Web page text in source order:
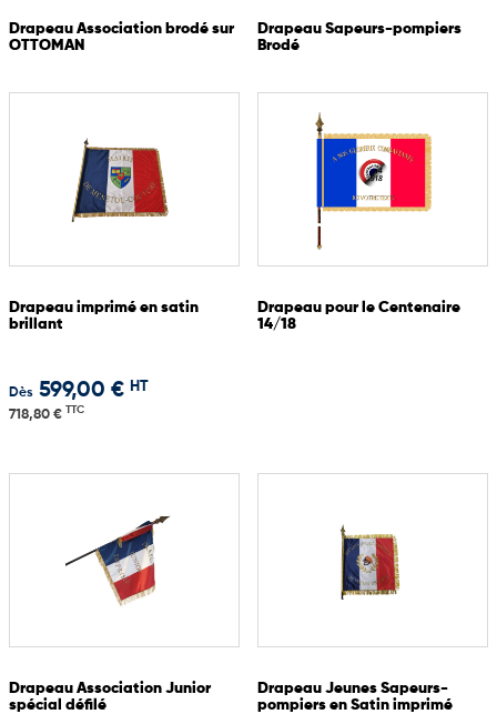
Drapeau Association brodé sur
OTTOMAN
Drapeau Sapeurs-pompiers
Brodé
Drapeau imprimé en satin
brillant
Dès 599,00 € HT
718,80 € TTC
Drapeau pour le Centenaire
14/18
Drapeau Association Junior
spécial défilé
Drapeau Jeunes Sapeurs-
pompiers en Satin imprimé